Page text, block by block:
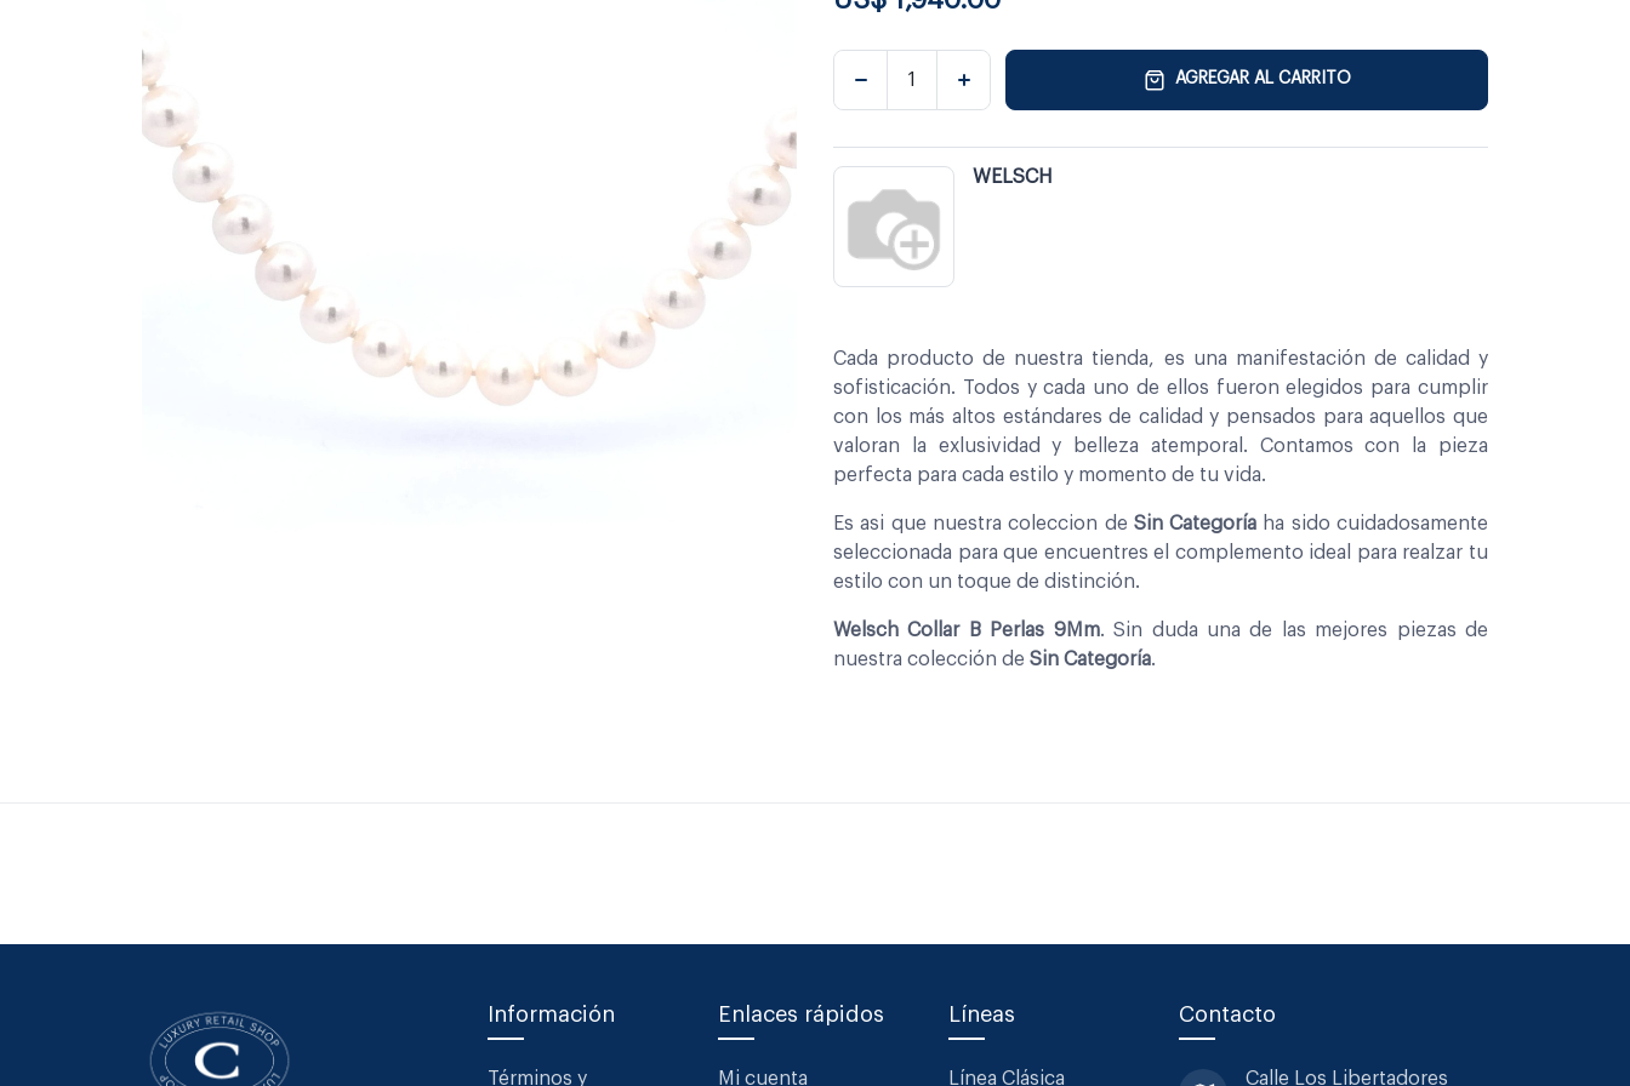
AGREGAR AL CARRITO
WELSCH
Cada producto de nuestra tienda, es una manifestación de calidad y
sofisticación. Todos y cada uno de ellos fueron elegidos para cumplir
con los más altos estándares de calidad y pensados para aquellos que
valoran la exlusividad y belleza atemporal. Contamos con la pieza
perfecta para cada estilo y momento de tu vida.
Es asi que nuestra coleccion de Sin Categoría ha sido cuidadosamente
seleccionada para que encuentres el complemento ideal para realzar tu
estilo con un toque de distinción.
Welsch Collar B Perlas 9Mm. Sin duda una de las mejores piezas de
nuestra colección de Sin Categoría.
Información
Términos y
Enlaces rápidos
Mi cuenta
Líneas
Línea Clásica
Contacto
Calle Los Libertadores